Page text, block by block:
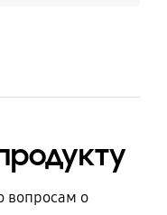
вопросам о